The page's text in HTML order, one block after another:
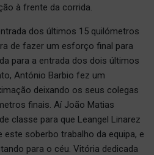
à frente da corrida.
dos últimos 15 quilómetros
de fazer um esforço final para
para a entrada dos dois últimos
António Barbio fez um
deixando os seus colegas
finais. Aí João Matias
classe para que Leangel Linarez
soberbo trabalho da equipa, e
para o céu. Vitória dedicada